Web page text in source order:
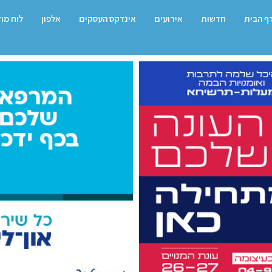
הבית חדשות אירועים אינדקס העסקים אלפון לוח